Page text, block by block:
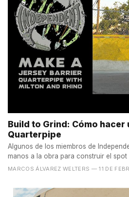
Build to Grind: Cómo
Quarterpipe
Algunos de los miembros de
manos a la obra para construir el spot
MARCOS ÁLVAREZ WELTERS — 11 DE